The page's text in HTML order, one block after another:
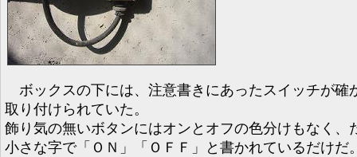
ボックスの下には、注意書きにあったスイッチが確
取り付けられていた。
飾り気の無いボタンにはオンとオフの色分けもなく、
小さな字で「ＯＮ」「ＯＦＦ」と書かれているだけだ